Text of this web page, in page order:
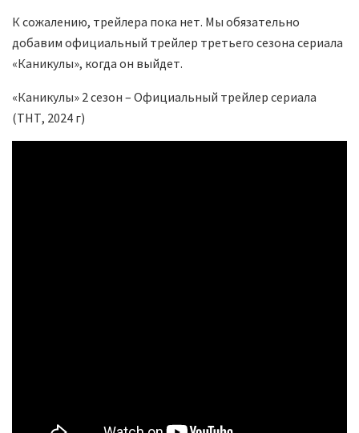
К сожалению, трейлера пока нет. Мы обязательно
добавим официальный трейлер третьего сезона сериала
«Каникулы», когда он выйдет.
«Каникулы» 2 сезон – Официальный трейлер сериала
(ТНТ, 2024 г)